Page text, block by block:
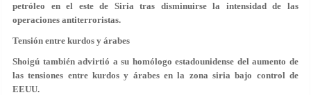
petróleo en el este de Siria tras disminuirse la intensidad de las
operaciones antiterroristas.
Tensión entre kurdos y árabes
Shoigú también advirtió a su homólogo estadounidense del aumento de
las tensiones entre kurdos y árabes en la zona siria bajo control de
EEUU.